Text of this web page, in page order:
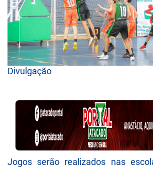
Divulgação
Jogos serão realizados nas